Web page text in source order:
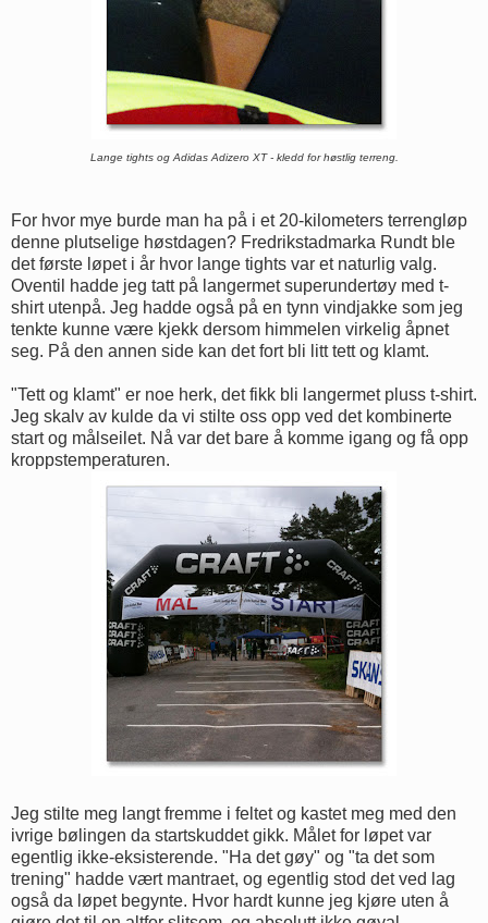
Lange tights og Adidas Adizero XT - kledd for høstlig terreng.
For hvor mye burde man ha på i et 20-kilometers terrengløp
denne plutselige høstdagen? Fredrikstadmarka Rundt ble
det første løpet i år hvor lange tights var et naturlig valg.
Oventil hadde jeg tatt på langermet superundertøy med t-
shirt utenpå. Jeg hadde også på en tynn vindjakke som jeg
tenkte kunne være kjekk dersom himmelen virkelig åpnet
seg. På den annen side kan det fort bli litt tett og klamt.
"Tett og klamt" er noe herk, det fikk bli langermet pluss t-shirt.
Jeg skalv av kulde da vi stilte oss opp ved det kombinerte
start og målseilet. Nå var det bare å komme igang og få opp
kroppstemperaturen.
Jeg stilte meg langt fremme i feltet og kastet meg med den
ivrige bølingen da startskuddet gikk. Målet for løpet var
egentlig ikke-eksisterende. "Ha det gøy" og "ta det som
trening" hadde vært mantraet, og egentlig stod det ved lag
også da løpet begynte. Hvor hardt kunne jeg kjøre uten å